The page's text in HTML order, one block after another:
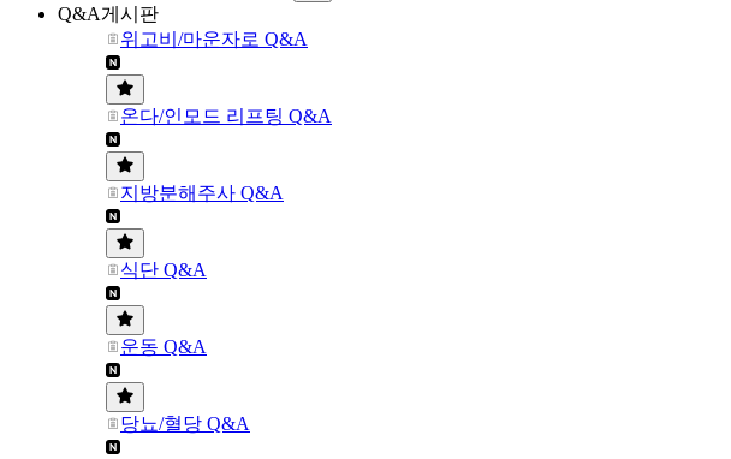
Q&A게시판
위고비/마운자로 Q&A
온다/인모드 리프팅 Q&A
지방분해주사 Q&A
식단 Q&A
운동 Q&A
당뇨/혈당 Q&A